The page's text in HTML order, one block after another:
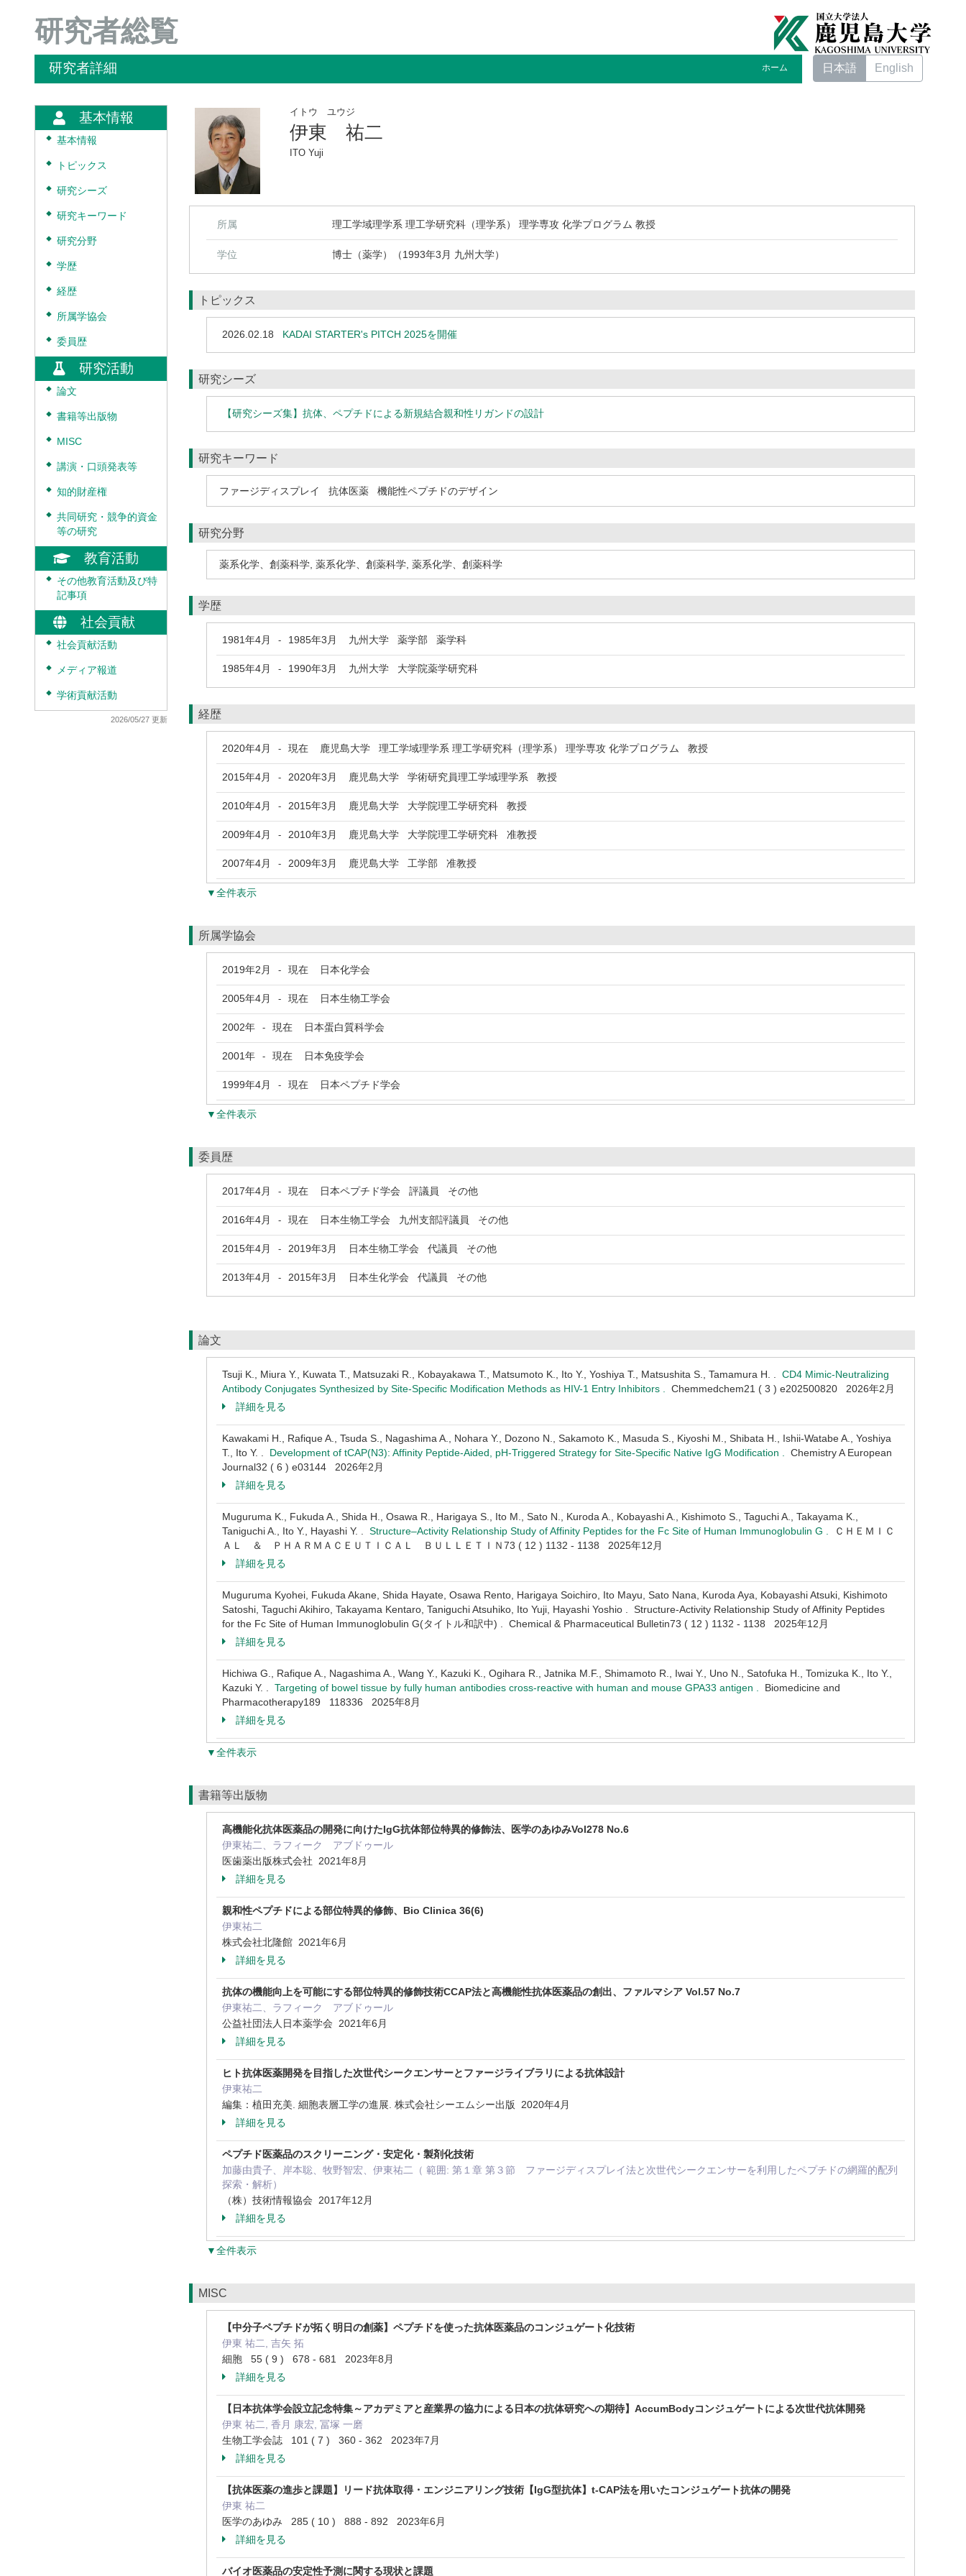
研究者総覧
研究者詳細 ホーム 日本語 English
基本情報
◆ 基本情報
◆ トピックス
◆ 研究シーズ
◆ 研究キーワード
◆ 研究分野
◆ 学歴
◆ 経歴
◆ 所属学協会
◆ 委員歴
研究活動
◆ 論文
◆ 書籍等出版物
◆ MISC
◆ 講演・口頭発表等
◆ 知的財産権
◆
共同研究・競争的資金
等の研究
教育活動
◆
その他教育活動及び特
記事項
社会貢献
◆ 社会貢献活動
◆ メディア報道
◆ 学術貢献活動
2026/05/27 更新
イトウ ユウジ
伊東 祐二
ITO Yuji
所属 理工学域理学系 理工学研究科（理学系） 理学専攻 化学プログラム 教授
学位 博士（薬学）（1993年3月 九州大学）
トピックス
2026.02.18 KADAI STARTER's PITCH 2025を開催
研究シーズ
【研究シーズ集】抗体、ペプチドによる新規結合親和性リガンドの設計
研究キーワード
ファージディスプレイ 抗体医薬 機能性ペプチドのデザイン
研究分野
薬系化学、創薬科学 薬系化学、創薬科学 薬系化学、創薬科学
学歴
1981年4月 - 1985年3月 九州大学 薬学部 薬学科
1985年4月 - 1990年3月 九州大学 大学院薬学研究科
経歴
2020年4月 - 現在 鹿児島大学 理工学域理学系 理工学研究科（理学系） 理学専攻 化学プログラム 教授
2015年4月 - 2020年3月 鹿児島大学 学術研究員理工学域理学系 教授
2010年4月 - 2015年3月 鹿児島大学 大学院理工学研究科 教授
2009年4月 - 2010年3月 鹿児島大学 大学院理工学研究科 准教授
2007年4月 - 2009年3月 鹿児島大学 工学部 准教授
▼全件表示
所属学協会
2019年2月 - 現在 日本化学会
2005年4月 - 現在 日本生物工学会
2002年 - 現在 日本蛋白質科学会
2001年 - 現在 日本免疫学会
1999年4月 - 現在 日本ペプチド学会
▼全件表示
委員歴
2017年4月 - 現在 日本ペプチド学会 評議員 その他
2016年4月 - 現在 日本生物工学会 九州支部評議員 その他
2015年4月 - 2019年3月 日本生物工学会 代議員 その他
2013年4月 - 2015年3月 日本生化学会 代議員 その他
論文
Tsuji K., Miura Y., Kuwata T., Matsuzaki R., Kobayakawa T., Matsumoto K., Ito Y., Yoshiya T., Matsushita S., Tamamura H. . CD4 Mimic-Neutralizing
Antibody Conjugates Synthesized by Site-Specific Modification Methods as HIV-1 Entry Inhibitors . Chemmedchem21 ( 3 ) e202500820 2026年2月
詳細を見る
Kawakami H., Rafique A., Tsuda S., Nagashima A., Nohara Y., Dozono N., Sakamoto K., Masuda S., Kiyoshi M., Shibata H., Ishii-Watabe A., Yoshiya
T., Ito Y. . Development of tCAP(N3): Affinity Peptide-Aided, pH-Triggered Strategy for Site-Specific Native IgG Modification . Chemistry A European
Journal32 ( 6 ) e03144 2026年2月
詳細を見る
Muguruma K., Fukuda A., Shida H., Osawa R., Harigaya S., Ito M., Sato N., Kuroda A., Kobayashi A., Kishimoto S., Taguchi A., Takayama K.,
Taniguchi A., Ito Y., Hayashi Y. . Structure–Activity Relationship Study of Affinity Peptides for the Fc Site of Human Immunoglobulin G .
ＣＨＥＭＩＣ
ＡＬ ＆ ＰＨＡＲＭＡＣＥＵＴＩＣＡＬ ＢＵＬＬＥＴＩＮ73 ( 12 ) 1132 - 1138 2025年12月
詳細を見る
Muguruma Kyohei, Fukuda Akane, Shida Hayate, Osawa Rento, Harigaya Soichiro, Ito Mayu, Sato Nana, Kuroda Aya, Kobayashi Atsuki, Kishimoto
Satoshi, Taguchi Akihiro, Takayama Kentaro, Taniguchi Atsuhiko, Ito Yuji, Hayashi Yoshio . Structure-Activity Relationship Study of Affinity Peptides
for the Fc Site of Human Immunoglobulin G(タイトル和訳中) . Chemical & Pharmaceutical Bulletin73 ( 12 ) 1132 - 1138 2025年12月
詳細を見る
Hichiwa G., Rafique A., Nagashima A., Wang Y., Kazuki K., Ogihara R., Jatnika M.F., Shimamoto R., Iwai Y., Uno N., Satofuka H., Tomizuka K., Ito Y.,
Kazuki Y. . Targeting of bowel tissue by fully human antibodies cross-reactive with human and mouse GPA33 antigen . Biomedicine and
Pharmacotherapy189 118336 2025年8月
詳細を見る
▼全件表示
書籍等出版物
高機能化抗体医薬品の開発に向けたIgG抗体部位特異的修飾法、医学のあゆみVol278 No.6
伊東祐二、ラフィーク アブドゥール
医歯薬出版株式会社 2021年8月
詳細を見る
親和性ペプチドによる部位特異的修飾、Bio Clinica 36(6)
伊東祐二
株式会社北隆館 2021年6月
詳細を見る
抗体の機能向上を可能にする部位特異的修飾技術CCAP法と高機能性抗体医薬品の創出、ファルマシア Vol.57 No.7
伊東祐二、ラフィーク アブドゥール
公益社団法人日本薬学会 2021年6月
詳細を見る
ヒト抗体医薬開発を目指した次世代シークエンサーとファージライブラリによる抗体設計
伊東祐二
編集：植田充美. 細胞表層工学の進展. 株式会社シーエムシー出版 2020年4月
詳細を見る
ペプチド医薬品のスクリーニング・安定化・製剤化技術
加藤由貴子、岸本聡、牧野智宏、伊東祐二（ 範囲: 第１章 第３節 ファージディスプレイ法と次世代シークエンサーを利用したペプチドの網羅的配列
探索・解析）
（株）技術情報協会 2017年12月
詳細を見る
▼全件表示
MISC
【中分子ペプチドが拓く明日の創薬】ペプチドを使った抗体医薬品のコンジュゲート化技術
伊東 祐二, 吉矢 拓
細胞 55 ( 9 ) 678 - 681 2023年8月
詳細を見る
【日本抗体学会設立記念特集～アカデミアと産業界の協力による日本の抗体研究への期待】AccumBodyコンジュゲートによる次世代抗体開発
伊東 祐二, 香月 康宏, 冨塚 一磨
生物工学会誌 101 ( 7 ) 360 - 362 2023年7月
詳細を見る
【抗体医薬の進歩と課題】リード抗体取得・エンジニアリング技術【IgG型抗体】t-CAP法を用いたコンジュゲート抗体の開発
伊東 祐二
医学のあゆみ 285 ( 10 ) 888 - 892 2023年6月
詳細を見る
バイオ医薬品の安定性予測に関する現状と課題